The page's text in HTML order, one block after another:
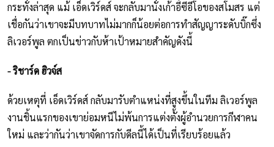
กระทั่งล่าสุด แม้ เอ็ดเวิร์ดส์ จะกลับมานั่งเก้าอี้ซีอีโอของสโมสร แต่
เชื่อกันว่าเขาจะมีบทบาทไม่มากก็น้อยต่อการทำสัญญาระดับบิ๊กซึ่ง
ลิเวอร์พูล ตกเป็นข่าวกับห้าเป้าหมายสำคัญดังนี้
- ริชาร์ด ฮิวจ์ส
ด้วยเหตุที่ เอ็ดเวิร์ดส์ กลับมารับตำแหน่งที่สูงขึ้นในทีม ลิเวอร์พูล
งานชิ้นแรกของเขาย่อมหนีไม่พ้นการแต่งตั้งผู้อำนวยการกีฬาคน
ใหม่ และว่ากันว่าเขาจัดการกับดีลนี้ได้เป็นที่เรียบร้อยแล้ว